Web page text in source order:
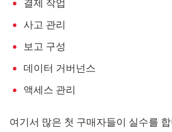
결제 작업
사고 관리
보고 구성
데이터 거버넌스
액세스 관리
여기서 많은 첫 구매자들이 실수를